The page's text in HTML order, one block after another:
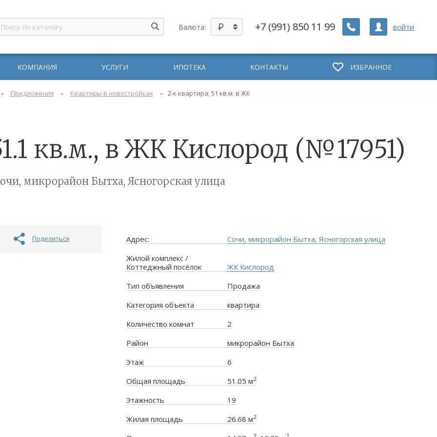
Валюта: +7 (991) 850 11 99 войти
КОМПАНИЯ УСЛУГИ ИПОТЕКА КОНТАКТЫ ИЗБРАННОЕ
- Предложения - Квартиры в новостройках - 2-к квартира, 51 кв.м. в ЖК
кв.м., в ЖК Кислород (№17951)
микрорайон Бытха, Ясногорская улица
Поделиться Адрес:
Сочи, микрорайон Бытха, Ясногорская улица
Жилой комплекс /
Коттеджный посёлок
ЖК Кислород
Тип объявления
Продажа
Категория объекта
квартира
Количество комнат
2
Район
микрорайон Бытха
Этаж
6
Общая площадь
51.05 м2
Этажность
19
Жилая площадь
26.68 м2